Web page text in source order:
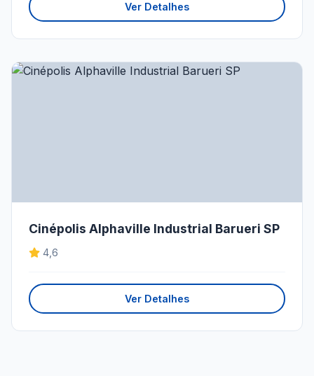
Ver Detalhes
Cinépolis Alphaville Industrial Barueri SP
4,6
Ver Detalhes